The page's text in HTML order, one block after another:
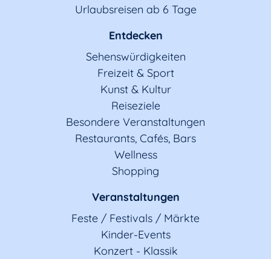
Urlaubsreisen ab 6 Tage
Entdecken
Sehenswürdigkeiten
Freizeit & Sport
Kunst & Kultur
Reiseziele
Besondere Veranstaltungen
Restaurants, Cafés, Bars
Wellness
Shopping
Veranstaltungen
Feste / Festivals / Märkte
Kinder-Events
Konzert - Klassik